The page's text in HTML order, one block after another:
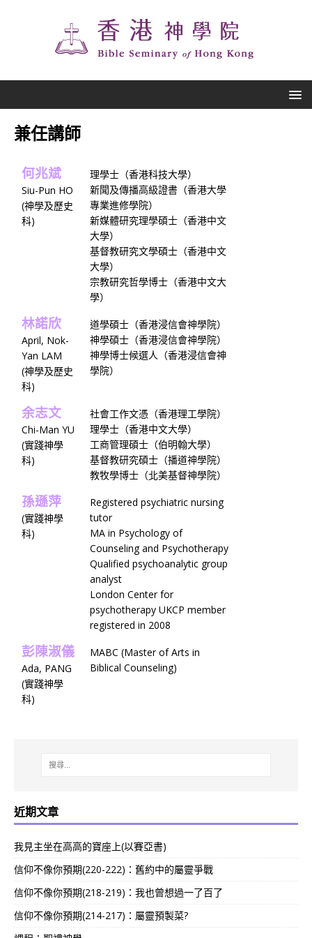
兼任講師
何兆斌
Siu-Pun HO
(神學及歷史
科)
理學士（香港科技大學）
新聞及傳播高級證書（香港大學
專業進修學院）
新媒體研究理學碩士（香港中文
大學）
基督教研究文學碩士（香港中文
大學）
宗教研究哲學博士（香港中文大
學）
林諾欣
April, Nok-
Yan LAM
(神學及歷史
科)
道學碩士（香港浸信會神學院）
神學碩士（香港浸信會神學院）
神學博士候選人（香港浸信會神
學院）
余志文
Chi-Man YU
(實踐神學
科)
社會工作文憑（香港理工學院）
理學士（香港中文大學）
工商管理碩士（伯明翰大學）
基督教研究碩士（播道神學院）
教牧學博士（北美基督神學院）
孫遜萍
(實踐神學
科)
Registered psychiatric nursing
tutor
MA in Psychology of
Counseling and Psychotherapy
Qualified psychoanalytic group
analyst
London Center for
psychotherapy UKCP member
registered in 2008
彭陳淑儀
Ada, PANG
(實踐神學
科)
MABC (Master of Arts in
Biblical Counseling)
近期文章
我見主坐在高高的寶座上(以賽亞書)
信仰不像你預期(220-222)：舊約中的屬靈爭戰
信仰不像你預期(218-219)：我也曾想過一了百了
信仰不像你預期(214-217)：屬靈預製菜?